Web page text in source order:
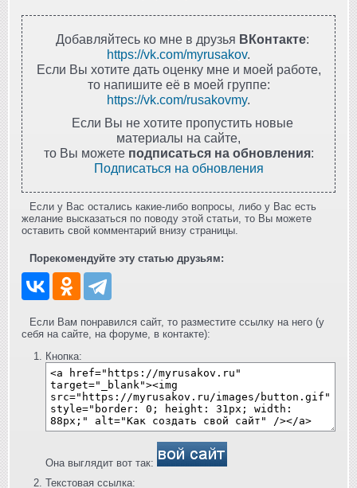
Добавляйтесь ко мне в друзья ВКонтакте:
https://vk.com/myrusakov.
Если Вы хотите дать оценку мне и моей работе,
то напишите её в моей группе:
https://vk.com/rusakovmy.
Если Вы не хотите пропустить новые
материалы на сайте,
то Вы можете подписаться на обновления:
Подписаться на обновления
Если у Вас остались какие-либо вопросы, либо у Вас есть
желание высказаться по поводу этой статьи, то Вы можете
оставить свой комментарий внизу страницы.
Порекомендуйте эту статью друзьям:
Если Вам понравился сайт, то разместите ссылку на него (у
себя на сайте, на форуме, в контакте):
Кнопка:
Она выглядит вот так:
Текстовая ссылка: